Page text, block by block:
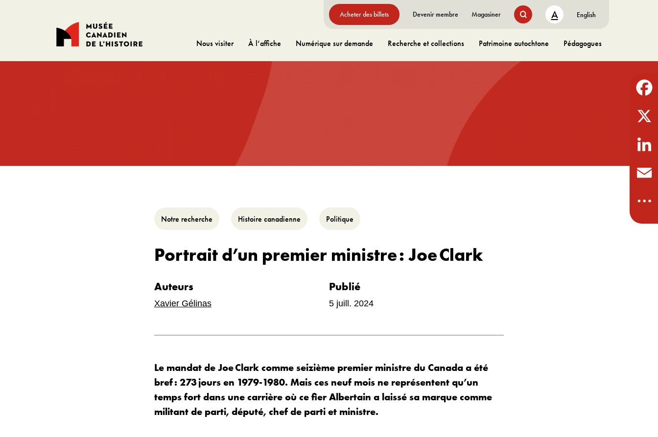
Nous visiter À l’affiche Numérique sur demande Recherche et collections Patrimoine autochtone Pédagogues
Acheter des billets Devenir membre Magasiner A English
Notre recherche Histoire canadienne Politique
Portrait d’un premier ministre : Joe Clark
Auteurs
Xavier Gélinas
Publié
5 juill. 2024
Le mandat de Joe Clark comme seizième premier ministre du Canada a été
bref : 273 jours en 1979-1980. Mais ces neuf mois ne représentent qu’un
temps fort dans une carrière où ce fier Albertain a laissé sa marque comme
militant de parti, député, chef de parti et ministre.